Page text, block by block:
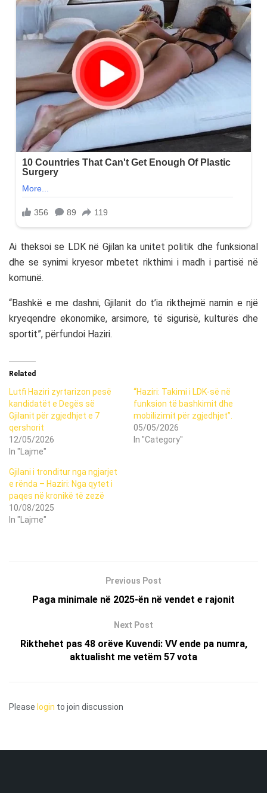
Ai theksoi se LDK në Gjilan ka unitet politik dhe funksional
dhe se synimi kryesor mbetet rikthimi i madh i partisë në
komunë.
“Bashkë e me dashni, Gjilanit do t’ia rikthejmë namin e një
kryeqendre ekonomike, arsimore, të sigurisë, kulturës dhe
sportit”, përfundoi Haziri.
Related
Lutfi Haziri zyrtarizon pesë
kandidatët e Degës së
Gjilanit për zgjedhjet e 7
qershorit
12/05/2026
In "Lajme"
“Haziri: Takimi i LDK-së në
funksion të bashkimit dhe
mobilizimit për zgjedhjet”.
05/05/2026
In "Category"
Gjilani i tronditur nga ngjarjet
e rënda – Haziri: Nga qytet i
paqes në kronikë të zezë
10/08/2025
In "Lajme"
Previous Post
Paga minimale në 2025-ën në vendet e rajonit
Next Post
Rikthehet pas 48 orëve Kuvendi: VV ende pa numra,
aktualisht me vetëm 57 vota
Please login to join discussion